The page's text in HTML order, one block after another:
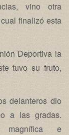
vino otra
finalizó esta
Deportiva la
tuvo su fruto,
delanteros dio
a las gradas.
magnífica e